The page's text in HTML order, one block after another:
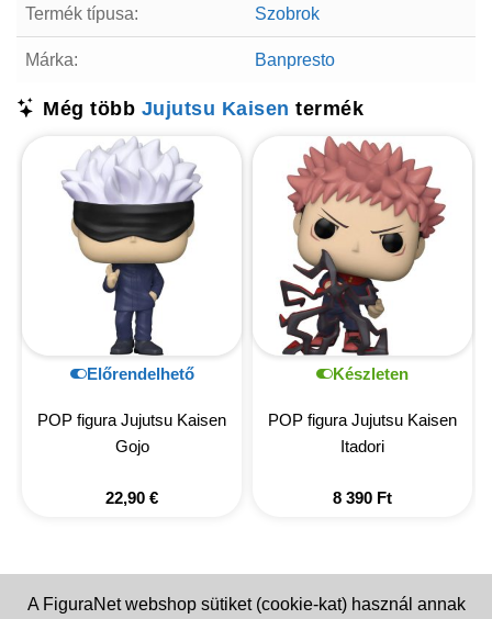
Termék típusa: Szobrok
Márka: Banpresto
Még több Jujutsu Kaisen termék
Előrendelhető
POP figura Jujutsu Kaisen
Gojo
22,90 €
Készleten
POP figura Jujutsu Kaisen
Itadori
8 390 Ft
A FiguraNet webshop sütiket (cookie-kat) használ annak